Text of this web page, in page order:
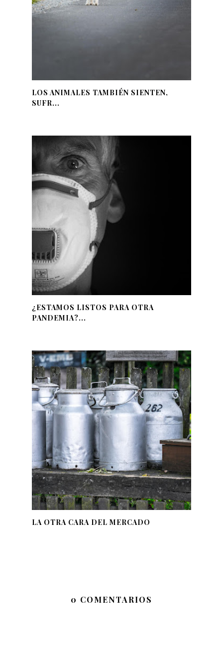
LOS ANIMALES TAMBIÉN SIENTEN,
SUFR...
¿ESTAMOS LISTOS PARA OTRA
PANDEMIA?...
LA OTRA CARA DEL MERCADO
0 COMENTARIOS